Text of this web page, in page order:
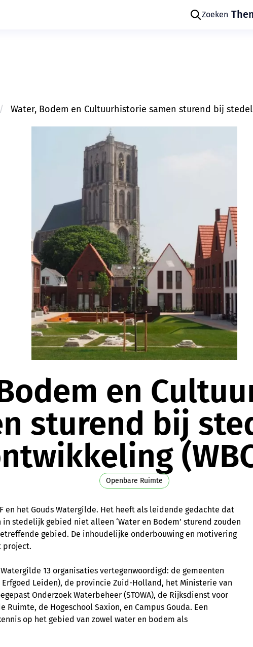
Skip navigatie
Zoeken
Water, Bodem en Cultuurhistorie samen sturend bij
en
sturend bij
Openbare Ruimte
het Gouds Watergilde. Het heeft als leidende gedachte dat
stedelijk gebied niet alleen ‘Water en Bodem’ sturend zouden
gebied. De inhoudelijke onderbouwing en motivering
project.
13 organisaties vertegenwoordigd: de gemeenten
Leiden), de provincie Zuid-Holland, het Ministerie van
Onderzoek Waterbeheer (STOWA), de Rijksdienst voor
Ruimte, de Hogeschool Saxion, en Campus Gouda. Een
op het gebied van zowel water en bodem als